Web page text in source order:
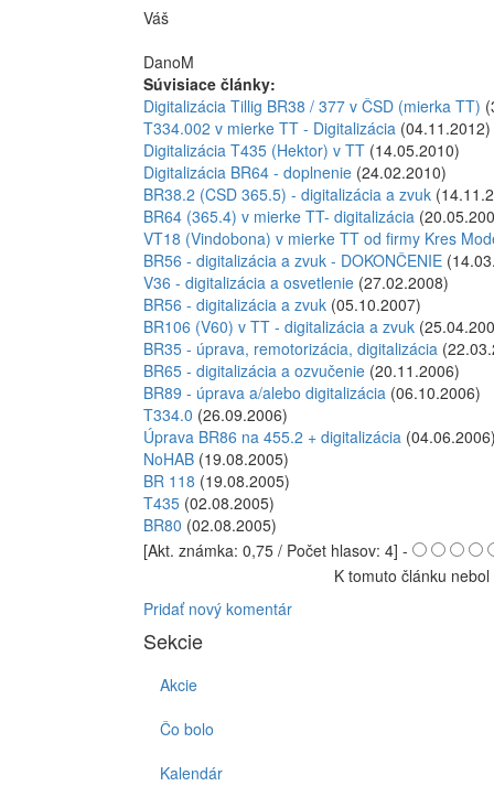
Váš
DanoM
Súvisiace články:
Digitalizácia Tillig BR38 / 377 v ČSD (mierka TT)
T334.002 v mierke TT - Digitalizácia (04.11.2012)
Digitalizácia T435 (Hektor) v TT (14.05.2010)
Digitalizácia BR64 - doplnenie (24.02.2010)
BR38.2 (CSD 365.5) - digitalizácia a zvuk
BR64 (365.4) v mierke TT- digitalizácia
VT18 (Vindobona) v mierke TT od firmy Kres
BR56 - digitalizácia a zvuk - DOKONČENIE
V36 - digitalizácia a osvetlenie (27.02.2008)
BR56 - digitalizácia a zvuk (05.10.2007)
BR106 (V60) v TT - digitalizácia a zvuk
BR35 - úprava, remotorizácia, digitalizácia
BR65 - digitalizácia a ozvučenie (20.11.2006)
BR89 - úprava a/alebo digitalizácia (06.10.2006)
T334.0 (26.09.2006)
Úprava BR86 na 455.2 + digitalizácia
NoHAB (19.08.2005)
BR 118 (19.08.2005)
T435 (02.08.2005)
BR80 (02.08.2005)
[Akt. známka: 0,75 / Počet hlasov: 4] -
K tomuto článku
Pridať nový komentár
Sekcie
Akcie
Čo bolo
Kalendár